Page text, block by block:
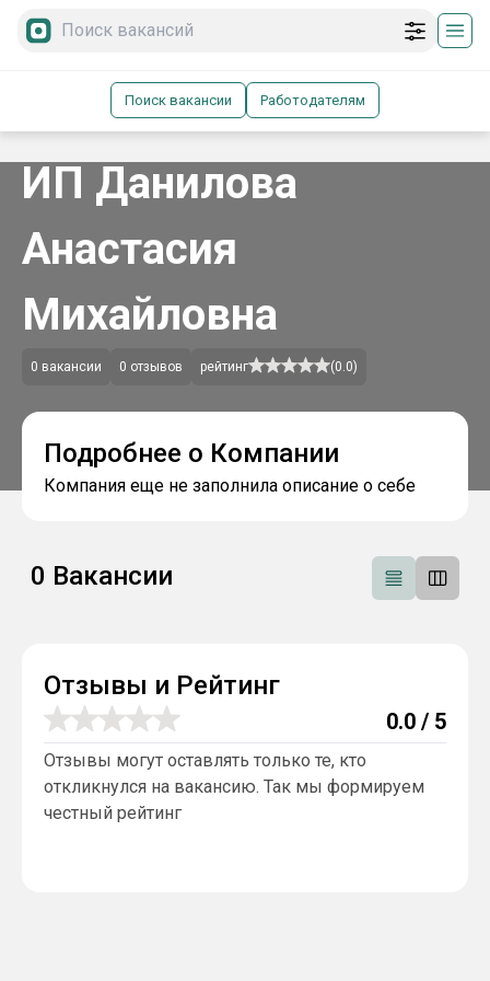
Поиск вакансии Работодателям
ИП Данилова
Анастасия
Михайловна
0 вакансии 0 отзывов рейтинг (0.0)
Подробнее о Компании
Компания еще не заполнила описание о себе
0 Вакансии
Отзывы и Рейтинг
0.0 / 5
Отзывы могут оставлять только те, кто
откликнулся на вакансию. Так мы формируем
честный рейтинг